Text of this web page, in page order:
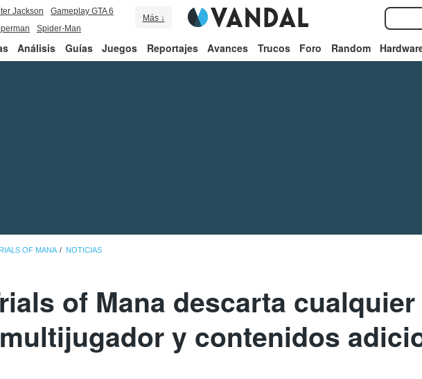
Jackson
Gameplay GTA 6
Spider-Man
Más ↓
Análisis Guías Juegos Reportajes Avances Trucos Foro Random
OF MANA NOTICIAS
of Mana descarta
multijugador y contenidos